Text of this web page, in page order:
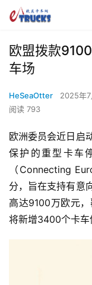
欧盟拨款
车场
HeSeaOtter 2025年
阅读 793
欧洲委员会近日启
保护的重型卡车
（Connecting
分，旨在支持有意
高达9100万欧元
将新增3400个卡车